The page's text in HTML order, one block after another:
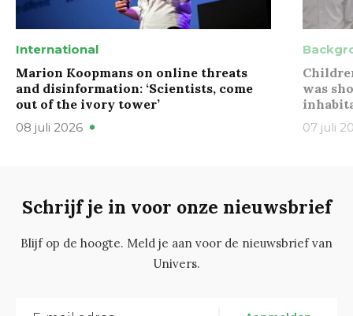
International
Marion Koopmans on online threats
and disinformation: ‘Scientists, come
out of the ivory tower’
08 juli 2026
was
07 juli
Schrijf je in voor onze nieuwsbrief
Blijf op de hoogte. Meld je aan voor de nieuwsbrief van
Univers.